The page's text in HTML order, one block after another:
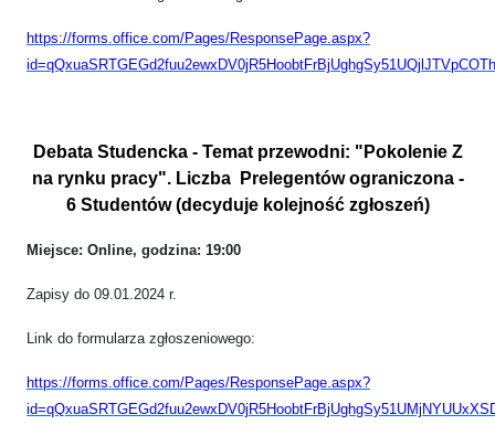
https://forms.office.com/Pages/ResponsePage.aspx?
Debata Studencka - Temat przewodni: "Pokolenie Z
na rynku pracy". Liczba Prelegentów ograniczona -
6 Studentów (decyduje kolejność zgłoszeń)
Miejsce: Online, godzina: 19:00
Zapisy do 09.01.2024 r.
Link do formularza zgłoszeniowego:
https://forms.office.com/Pages/ResponsePage.aspx?